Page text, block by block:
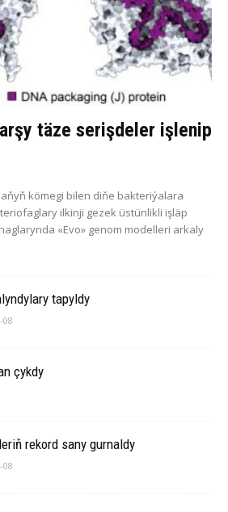
täze serişdeler işlenip
kömegi bilen diňe bakteriýalara
ilkinji gezek üstünlikli işläp
«Evo» genom modelleri arkaly
tapyldy
08
çykdy
rekord sany gurnaldy
08